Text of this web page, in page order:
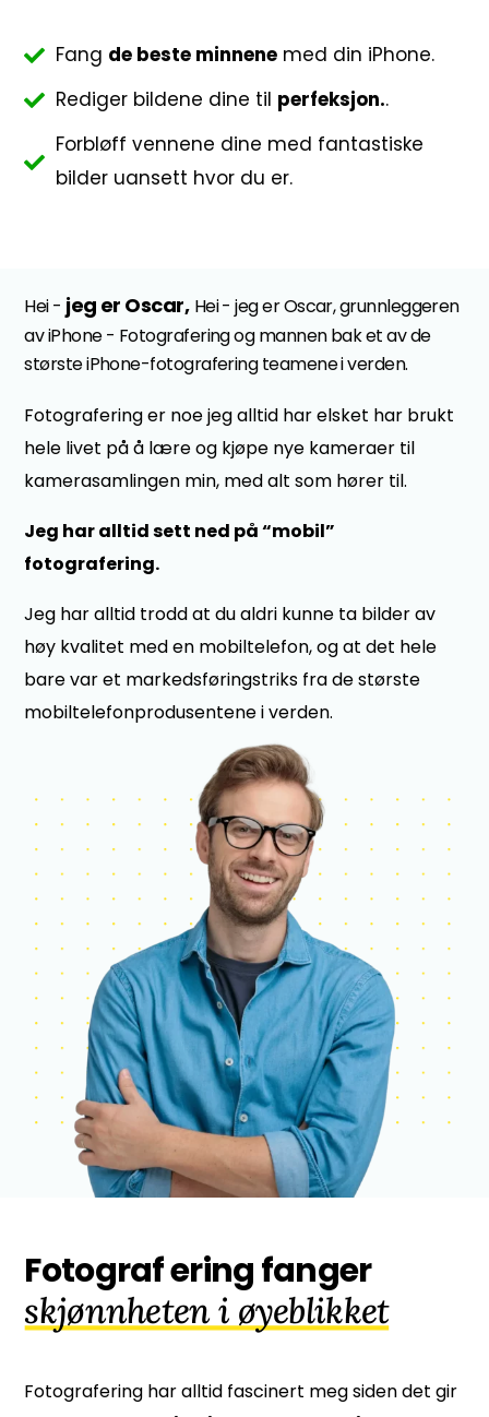
Fang de beste minnene med din iPhone.
Rediger bildene dine til perfeksjon..
Forbløff vennene dine med fantastiske
bilder uansett hvor du er.
Hei - jeg er Oscar, Hei - jeg er Oscar, grunnleggeren
av iPhone - Fotografering og mannen bak et av de
største iPhone-fotografering teamene i verden.
Fotografering er noe jeg alltid har elsket har brukt
hele livet på å lære og kjøpe nye kameraer til
kamerasamlingen min, medalt som hører til.
Jeg har alltid sett ned på “mobil”
fotografering.
Jeg har alltid trodd at du aldri kunne ta bilder av
høy kvalitet med en mobiltelefon, og at det hele
bare var et markedsføringstriks fra de største
mobiltelefonprodusentene i verden.
Fotograf ering fanger
skjønnheten i øyeblikket
Fotografering har alltid fascinert meg siden det gir